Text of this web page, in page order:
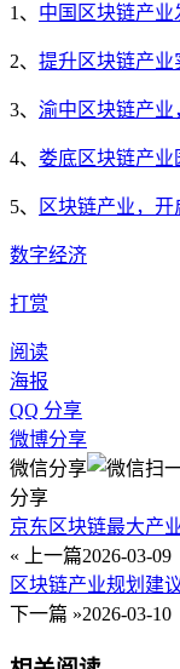
1、 中国区块链产
2、 提升区块链产
3、 渝中区块链产
4、 娄底区块链产
5、 区块链产业，
数字经济
打赏
阅读
海报
QQ 分享
微博分享
微信分享
分享
京东区块链最大产
« 上一篇2026-03-09
区块链产业规划建
下一篇 »2026-03-10